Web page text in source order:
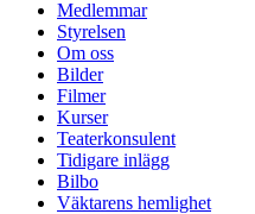
Medlemmar
Styrelsen
Om oss
Bilder
Filmer
Kurser
Teaterkonsulent
Tidigare inlägg
Bilbo
Väktarens hemlighet